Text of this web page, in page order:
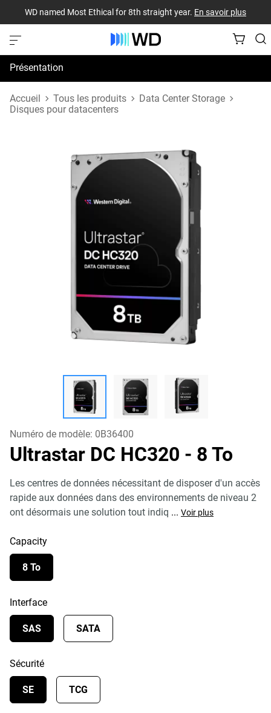
WD named Most Ethical for 8th straight year. En savoir plus
Présentation
Spécifications
Accueil Tous les produits
Data Center Storage
Disques pour datacenters
Numéro de modèle: 0B36400
Ultrastar DC HC320 - 8 To
Les centres de données nécessitant de disposer d'un accès
rapide aux données dans des environnements de niveau 2
ont désormais une solution tout indiq ... Voir plus
Capacity
8 To
Interface
SAS SATA
Sécurité
SE TCG